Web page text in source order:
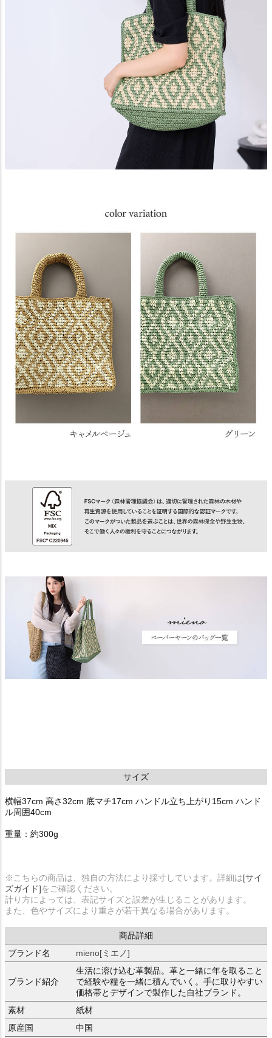
サイズ
横幅37cm 高さ32cm 底マチ17cm ハンドル立ち上がり15cm ハンド
ル周囲40cm
重量：約300g
※こちらの商品は、独自の方法により採寸しています。詳細は[サイ
ズガイド]をご確認ください。
計り方によっては、表記サイズと誤差が生じることがあります。
また、色やサイズにより重さが若干異なる場合があります。
商品詳細
ブランド名
mieno[ミエノ]
ブランド紹介
生活に溶け込む革製品。革と一緒に年を取ること
で経験や糧を一緒に積んでいく。手に取りやすい
価格帯とデザインで製作した自社ブランド。
素材
紙材
原産国
中国